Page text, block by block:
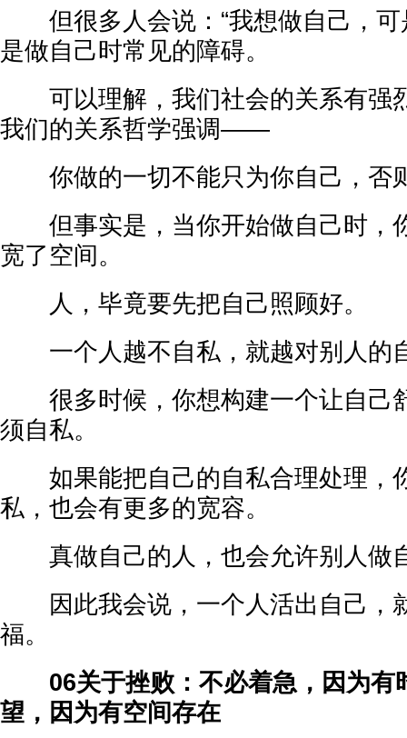
但很多人会说：“我想做自己，可
是做自己时常见的障碍。
可以理解，我们社会的关系有强
我们的关系哲学强调——
你做的一切不能只为你自己，否
但事实是，当你开始做自己时，
宽了空间。
人，毕竟要先把自己照顾好。
一个人越不自私，就越对别人的
很多时候，你想构建一个让自己
须自私。
如果能把自己的自私合理处理，
私，也会有更多的宽容。
真做自己的人，也会允许别人做
因此我会说，一个人活出自己，
福。
06关于挫败：不必着急，因为有
望，因为有空间存在